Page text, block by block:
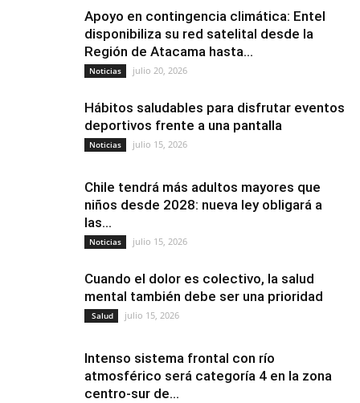
Apoyo en contingencia climática: Entel
disponibiliza su red satelital desde la
Región de Atacama hasta...
Noticias julio 20, 2026
Hábitos saludables para disfrutar eventos
deportivos frente a una pantalla
Noticias julio 15, 2026
Chile tendrá más adultos mayores que
niños desde 2028: nueva ley obligará a
las...
Noticias julio 15, 2026
Cuando el dolor es colectivo, la salud
mental también debe ser una prioridad
Salud julio 15, 2026
Intenso sistema frontal con río
atmosférico será categoría 4 en la zona
centro-sur de...